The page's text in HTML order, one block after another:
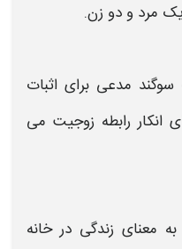
مرد و دو زن.
مدعی برای اثبات
انکار رابطه زوجیت می
معنای زندگی در خانه